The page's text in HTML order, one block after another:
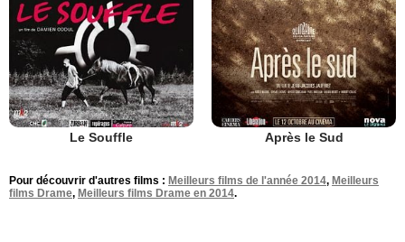
Le Souffle Après le Sud
Pour découvrir d'autres films : Meilleurs films de l'année 2014, Meilleurs
films Drame, Meilleurs films Drame en 2014.